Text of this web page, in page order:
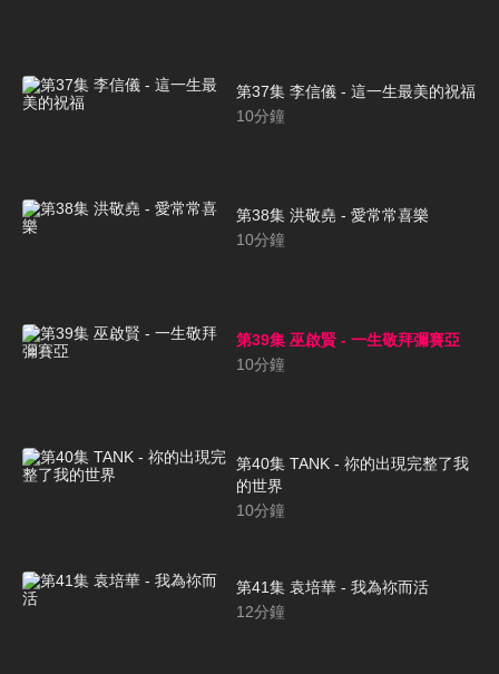
第37集 李信儀 - 這一生最美的祝福
10分鐘
第38集 洪敬堯 - 愛常常喜樂
10分鐘
第39集 巫啟賢 - 一生敬拜彌賽亞
10分鐘
第40集 TANK - 祢的出現完整了我
的世界
10分鐘
第41集 袁培華 - 我為祢而活
12分鐘